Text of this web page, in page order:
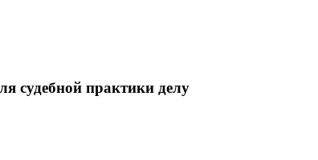
судебной практики делу